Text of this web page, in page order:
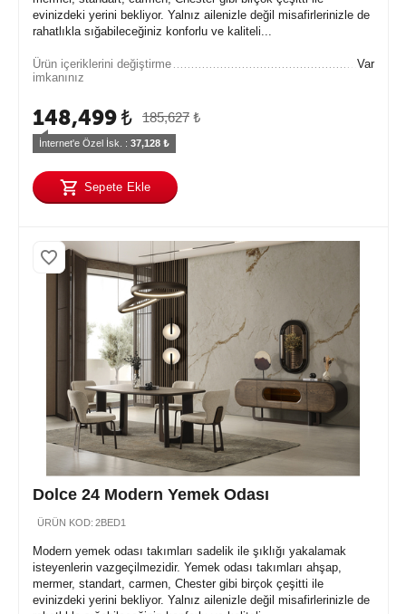
evinizdeki yerini bekliyor. Yalnız ailenizle değil misafirlerinizle de
rahatlıkla sığabileceğiniz konforlu ve kaliteli...
Ürün içeriklerini değiştirme
imkanınız
Var
185,627 ₺
148,499₺
İnternet'e Özel İsk. : 37,128 ₺
Sepete Ekle
Dolce 24 Modern Yemek Odası
ÜRÜN KOD: 2BED1
Modern yemek odası takımları sadelik ile şıklığı yakalamak
isteyenlerin vazgeçilmezidir. Yemek odası takımları ahşap,
mermer, standart, carmen, Chester gibi birçok çeşitti ile
evinizdeki yerini bekliyor. Yalnız ailenizle değil misafirlerinizle de